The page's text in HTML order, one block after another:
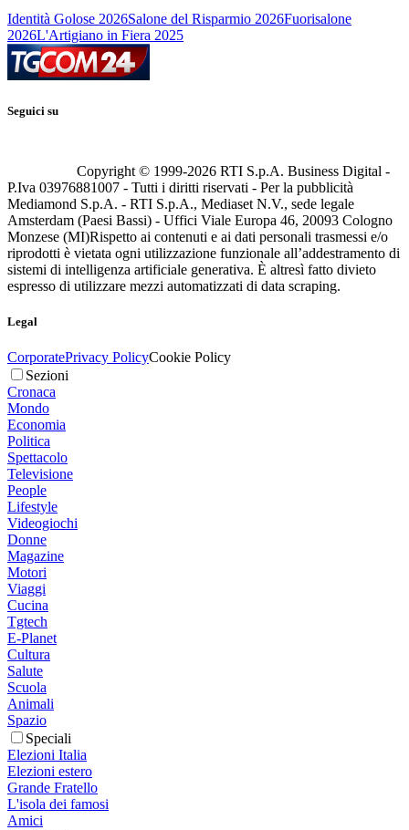
Identità Golose 2026Salone del Risparmio 2026Fuorisalone
2026L'Artigiano in Fiera 2025
Seguici su
Copyright © 1999-2026 RTI S.p.A. Business Digital -
P.Iva 03976881007 - Tutti i diritti riservati - Per la pubblicità
Mediamond S.p.A. - RTI S.p.A., Mediaset N.V., sede legale
Amsterdam (Paesi Bassi) - Uffici Viale Europa 46, 20093 Cologno
Monzese (MI)Rispetto ai contenuti e ai dati personali trasmessi e/o
riprodotti è vietata ogni utilizzazione funzionale all’addestramento di
sistemi di intelligenza artificiale generativa. È altresì fatto divieto
espresso di utilizzare mezzi automatizzati di data scraping.
Legal
CorporatePrivacy PolicyCookie Policy
Sezioni
Cronaca
Mondo
Economia
Politica
Spettacolo
Televisione
People
Lifestyle
Videogiochi
Donne
Magazine
Motori
Viaggi
Cucina
Tgtech
E-Planet
Cultura
Salute
Scuola
Animali
Spazio
Speciali
Elezioni Italia
Elezioni estero
Grande Fratello
L'isola dei famosi
Amici